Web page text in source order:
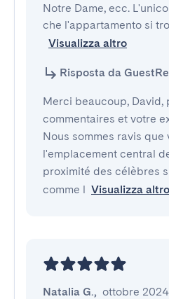
Notre Dame, ecc.
che l'appartamento si
Visualizza altro
Risposta da
Merci beaucoup, David,
commentaires et votre
Nous sommes ravis
l'emplacement central
proximité des célèbres
comme l Visualizza altro
Natalia G., ottobre 2024